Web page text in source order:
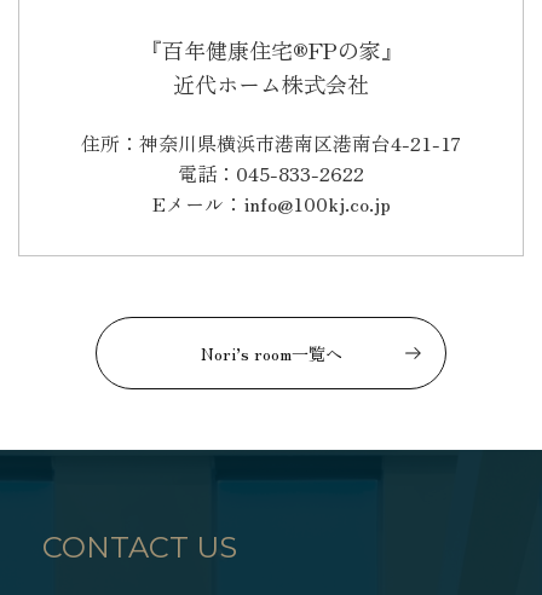
『百年健康住宅®FPの家』
近代ホーム株式会社
住所：神奈川県横浜市港南区港南台4-21-17
電話：045-833-2622
Eメール：info@100kj.co.jp
Nori’s room一覧へ
CONTACT US